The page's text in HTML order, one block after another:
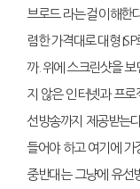
브로드 라는걸 이해한
렴한 가격대로 대형
까. 위에 스크린샷을
지 않은 인터넷과 프
선방송까지 제공받는
들어야 하고 여기에 가
중반대는 그냥에 유선